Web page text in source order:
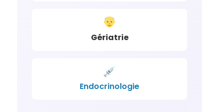
Gériatrie
Endocrinologie